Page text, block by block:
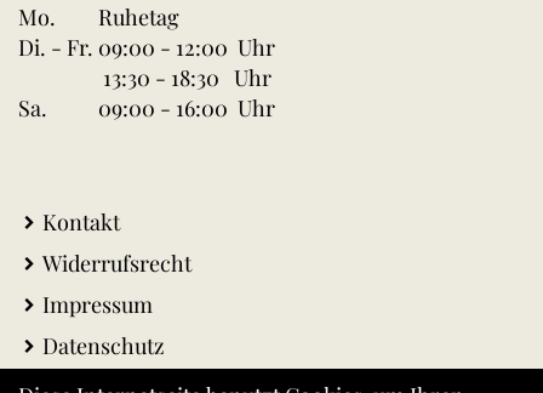
Mo.
Ruhetag
Di. - Fr. 09:00 - 12:00 Uhr
13:30 - 18:30 Uhr
Sa.
09:00 - 16:00 Uhr
Kontakt
Widerrufsrecht
Impressum
Datenschutz
AGB